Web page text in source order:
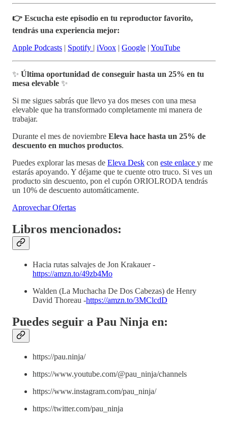
👉 Escucha este episodio en tu reproductor favorito,
tendrás una experiencia mejor:
Apple Podcasts | Spotify | iVoox | Google | YouTube
✨ Última oportunidad de conseguir hasta un 25% en tu
mesa elevable ✨
Si me sigues sabrás que llevo ya dos meses con una mesa
elevable que ha transformado completamente mi manera de
trabajar.
Durante el mes de noviembre Eleva hace hasta un 25% de
descuento en muchos productos.
Puedes explorar las mesas de Eleva Desk con este enlace y me
estarás apoyando. Y déjame que te cuente otro truco. Si ves un
producto sin descuento, pon el cupón ORIOLRODA tendrás
un 10% de descuento automáticamente.
Aprovechar Ofertas
Libros mencionados:
Hacia rutas salvajes de Jon Krakauer -
https://amzn.to/49zb4Mo
Walden (La Muchacha De Dos Cabezas) de Henry
David Thoreau -https://amzn.to/3MClcdD
Puedes seguir a Pau Ninja en:
https://pau.ninja/
https://www.youtube.com/@pau_ninja/channels
https://www.instagram.com/pau_ninja/
https://twitter.com/pau_ninja